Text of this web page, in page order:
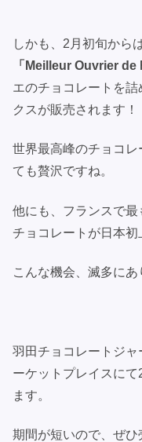
しかも、2月初旬からは
「Meilleur Ouvrier de
エのチョコレートを
クスが販売されます！
世界最高峰のチョコ
ても贅沢ですね。
他にも、フランスで
チョコレートが日本初
こんな機会、滅多にあ
羽田チョコレートジ
ーケットプレイスに
ます。
期間が短いので、ぜ